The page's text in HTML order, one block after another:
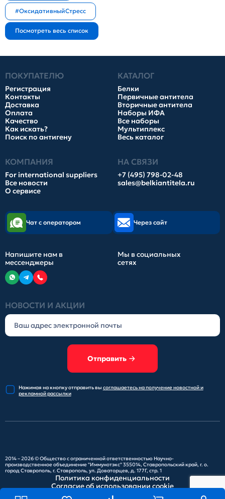
#ОксидативныйСтресс
ПОКУПАТЕЛЮ
Регистрация
Контакты
Доставка
Оплата
Качество
Как искать?
Поиск по антигену
КАТАЛОГ
Белки
Первичные антитела
Вторичные антитела
Наборы ИФА
Все наборы
Мультиплекс
Весь каталог
КОМПАНИЯ
For international suppliers
Все новости
О сервисе
НА СВЯЗИ
+7 (495) 798-02-48
sales@belkiantitela.ru
НОВОСТИ И АКЦИИ
Отправить
Нажимая на кнопку отправитьвы соглашаетесь на получениеновостной и
рекламной рассылки
Чат с оператором Через сайт
Напишите нам в
мессенджеры
Мы в социальных
сетях
2014 – 2026 ©Общество с ограниченной ответственностью Научно-
производственное объединение "Иммунотэкс"355014, Ставропольский край, г. о.
город Ставрополь, г. Ставрополь, ул. Доваторцев, д. 177Г, стр. 1
Политика конфиденциальности
Согласие об использовании cookie
Карта сайта